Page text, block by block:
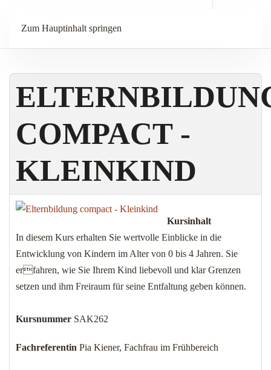
Zum Hauptinhalt springen
COMPACT -
KLEINKIND
Kursinhalt
In diesem Kurs erhalten Sie wertvolle Einblicke in die
Entwicklung von Kindern im Alter von 0 bis 4 Jahren. Sie
erfahren, wie Sie Ihrem Kind liebevoll und klar Grenzen
setzen und ihm Freiraum für seine Entfaltung geben können.
Kursnummer SAK262
Fachreferentin Pia Kiener, Fachfrau im Frühbereich